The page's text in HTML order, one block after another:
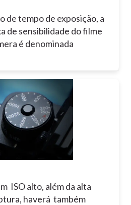
de tempo de exposição, a
de sensibilidade do filme
é denominada
ISO alto, além da alta
haverá também